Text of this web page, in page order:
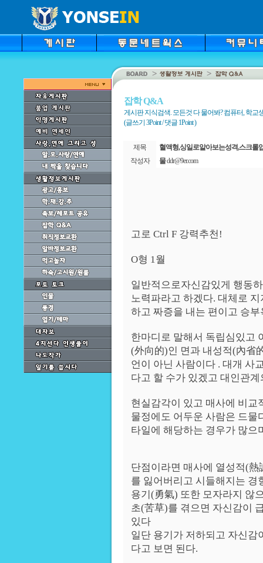
잡학 Q&A
게시판 지식검색. 모든것 다 물어봐? 컴퓨터, 학교
(글쓰기 3Point / 댓글 1Point )
제목
혈액형,싱일로알아보는성격,스크롤
작성자
물ddr@9er.com
고로 Ctrl F 강력추천!
O형 1월
일반적으로자신감있게 행동
노력파라고 하겠다. 대체로
하고 짜증을 내는 편이고 승
한마디로 말해서 독립심있고
(外向的)인 면과 내성적(內省
언이 아닌 사람이다 . 대개 사
다고 할 수가 있겠고 대인관
현실감각이 있고 매사에 비교
물정에도 어두운 사람은 드물
타일에 해당하는 경우가 많으
단점이라면 매사에 열성적(
를 잃어버리고 시들해지는 경
용기(勇氣) 또한 모자라지 않
초(苦草)를 겪으면 자신감이
있다
일단 용기가 저하되고 자신감
다고 보면 된다.